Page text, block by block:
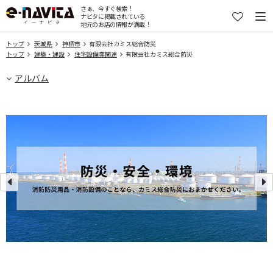
さぁ、今すぐ検索！
ナビタに掲載されている
地元のお店の情報が満載！
トップ 茨城県 神栖市
有限会社カミス総合防災
トップ
建築・建設 住宅設備業関連 有限会社カミス総合防災
アルバム